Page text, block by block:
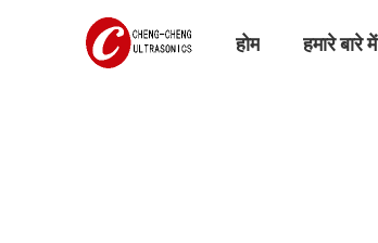
होम हमारे बारे में